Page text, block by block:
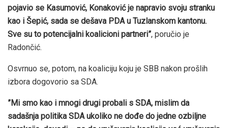
pojavio se Kasumović, Konaković je napravio svoju stranku
kao i Šepić, sada se dešava PDA u Tuzlanskom kantonu.
Sve su to potencijalni koalicioni partneri”, poručio je
Radončić.
Osvrnuo se, potom, na koaliciju koju je SBB nakon prošlih
izbora dogovorio sa SDA.
”Mi smo kao i mnogi drugi probali s SDA, mislim da
sadašnja politika SDA ukoliko ne dođe do jedne ozbiljne